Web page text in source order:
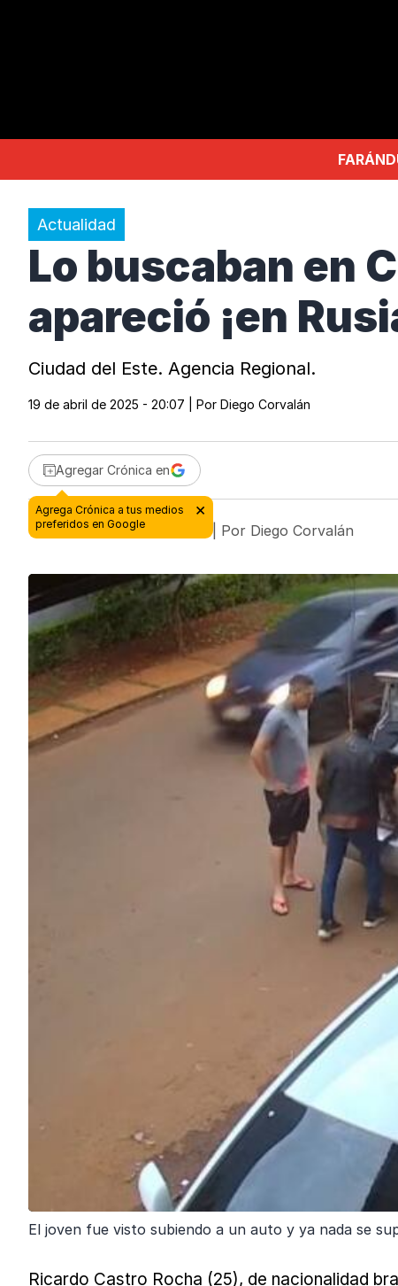
Actualidad
Lo buscaban en
apareció ¡en
Ciudad del Este. Agencia Regional.
19 de abril de 2025 - 20:07 | Por Diego Corvalán
Agregar Crónica en
19 de abril de 2025 - 20:07 | Por Diego Corvalán
El joven fue visto subiendo a un auto y ya nada se
Ricardo Castro Rocha (25), de nacionalidad